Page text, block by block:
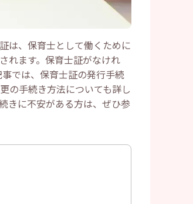
は、保育士として働くために
れます。保育士証がなけれ
では、保育士証の発行手続
の手続き方法についても詳し
きに不安がある方は、ぜひ参